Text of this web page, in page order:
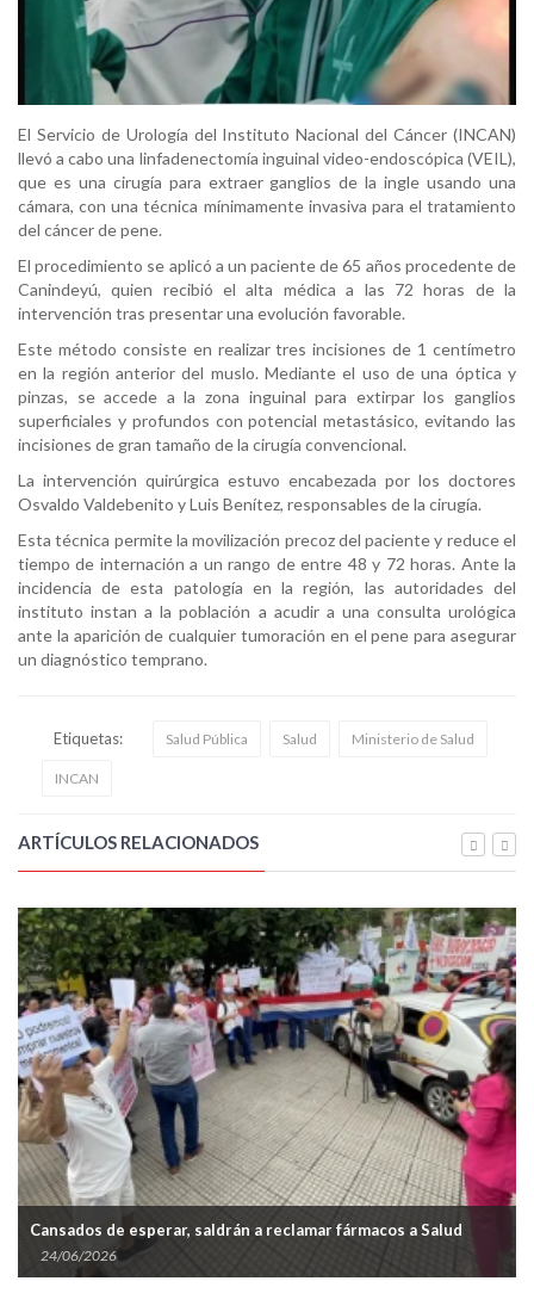
El Servicio de Urología del Instituto Nacional del Cáncer (INCAN)
llevó a cabo una linfadenectomía inguinal video-endoscópica (VEIL),
que es una cirugía para extraer ganglios de la ingle usando una
cámara, con una técnica mínimamente invasiva para el tratamiento
del cáncer de pene.
El procedimiento se aplicó a un paciente de 65 años procedente de
Canindeyú, quien recibió el alta médica a las 72 horas de la
intervención tras presentar una evolución favorable.
Este método consiste en realizar tres incisiones de 1 centímetro
en la región anterior del muslo. Mediante el uso de una óptica y
pinzas, se accede a la zona inguinal para extirpar los ganglios
superficiales y profundos con potencial metastásico, evitando las
incisiones de gran tamaño de la cirugía convencional.
La intervención quirúrgica estuvo encabezada por los doctores
Osvaldo Valdebenito y Luis Benítez, responsables de la cirugía.
Esta técnica permite la movilización precoz del paciente y reduce el
tiempo de internación a un rango de entre 48 y 72 horas. Ante la
incidencia de esta patología en la región, las autoridades del
instituto instan a la población a acudir a una consulta urológica
ante la aparición de cualquier tumoración en el pene para asegurar
un diagnóstico temprano.
Etiquetas: Salud Pública Salud Ministerio de Salud
INCAN
ARTÍCULOS RELACIONADOS
Cansados de esperar, saldrán a reclamar fármacos a Salud
24/06/2026